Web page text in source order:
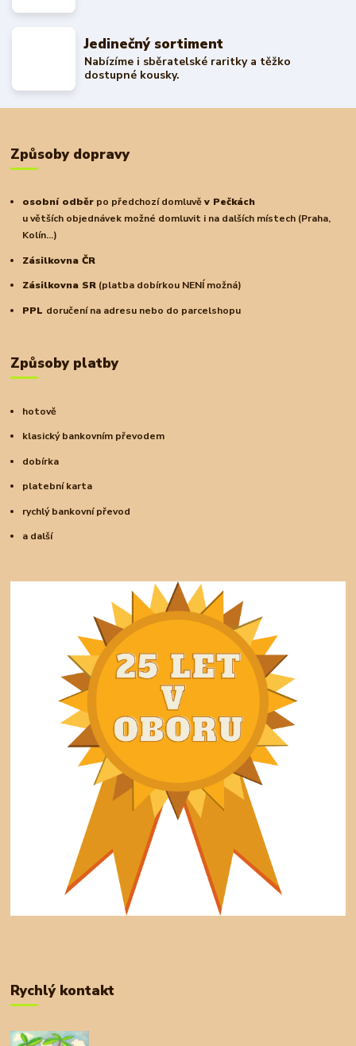
Jedinečný sortiment
Nabízíme i sběratelské raritky a těžko
dostupné kousky.
Způsoby dopravy
osobní odběr po předchozí domluvěv Pečkách
u větších objednávek možné domluvit i na dalších místech (Praha,
Kolín...)
Zásilkovna ČR
Zásilkovna SR (platba dobírkou NENÍ možná)
PPL doručení na adresu nebo do parcelshopu
Způsoby platby
hotově
klasický bankovním převodem
dobírka
platební karta
rychlý bankovní převod
a další
Rychlý kontakt